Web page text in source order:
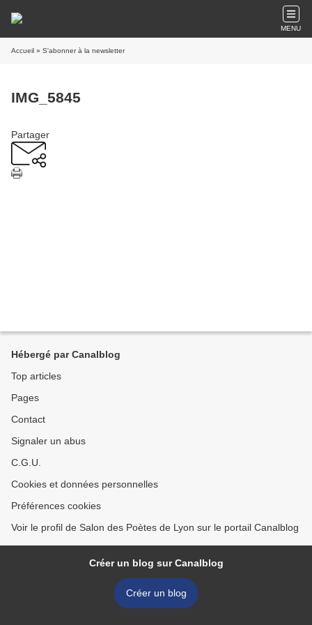
MENU
Accueil » S'abonner à la newsletter
IMG_5845
Partager
Hébergé par Canalblog
Top articles
Pages
Contact
Signaler un abus
C.G.U.
Cookies et données personnelles
Préférences cookies
Voir le profil de Salon des Poètes de Lyon sur le portail Canalblog
Créer un blog sur Canalblog
Créer un blog